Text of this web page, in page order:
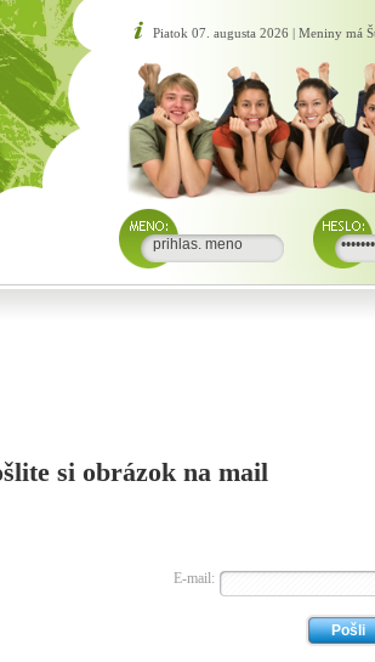
Piatok 07. augusta 2026 | Meniny má
si obrázok na mail
E-mail: